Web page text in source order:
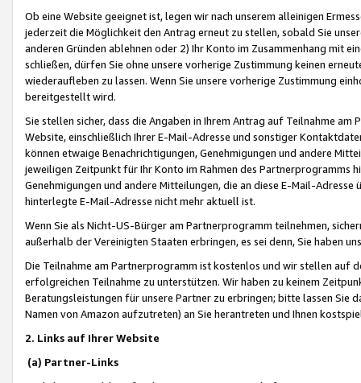
Ob eine Website geeignet ist, legen wir nach unserem alleinigen
jederzeit die Möglichkeit den Antrag erneut zu stellen, sobald Sie
anderen Gründen ablehnen oder 2) Ihr Konto im Zusammenhang mit
schließen, dürfen Sie ohne unsere vorherige Zustimmung keinen
wiederaufleben zu lassen. Wenn Sie unsere vorherige Zustimmung
bereitgestellt wird.
Sie stellen sicher, dass die Angaben in Ihrem Antrag auf Teilnahme
Website, einschließlich Ihrer E-Mail-Adresse und sonstiger
können etwaige Benachrichtigungen, Genehmigungen und andere
jeweiligen Zeitpunkt für Ihr Konto im Rahmen des Partnerprogramms
Genehmigungen und andere Mitteilungen, die an diese E-Mail-
hinterlegte E-Mail-Adresse nicht mehr aktuell ist.
Wenn Sie als Nicht-US-Bürger am Partnerprogramm teilnehmen,
außerhalb der Vereinigten Staaten erbringen, es sei denn, Sie haben
Die Teilnahme am Partnerprogramm ist kostenlos und wir stellen auf
erfolgreichen Teilnahme zu unterstützen. Wir haben zu keinem
Beratungsleistungen für unsere Partner zu erbringen; bitte lassen Sie
Namen von Amazon aufzutreten) an Sie herantreten und Ihnen
2. Links auf Ihrer Website
(a) Partner-Links